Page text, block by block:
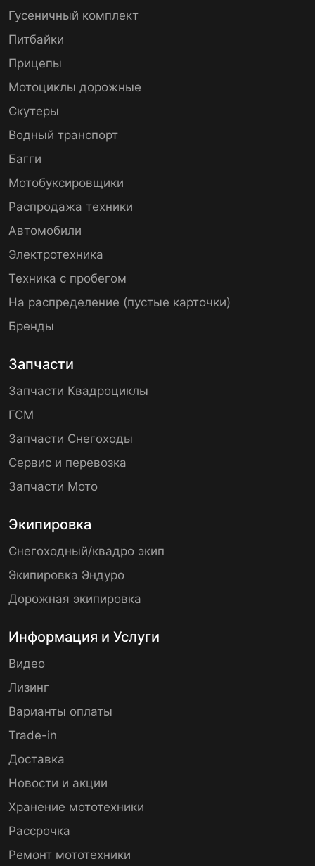
Гусеничный комплект
Питбайки
Прицепы
Мотоциклы дорожные
Скутеры
Водный транспорт
Багги
Мотобуксировщики
Распродажа техники
Автомобили
Электротехника
Техника с пробегом
На распределение (пустые карточки)
Бренды
Запчасти
Запчасти Квадроциклы
ГСМ
Запчасти Снегоходы
Сервис и перевозка
Запчасти Мото
Экипировка
Снегоходный/квадро экип
Экипировка Эндуро
Дорожная экипировка
Информация и Услуги
Видео
Лизинг
Варианты оплаты
Trade-in
Доставка
Новости и акции
Хранение мототехники
Рассрочка
Ремонт мототехники